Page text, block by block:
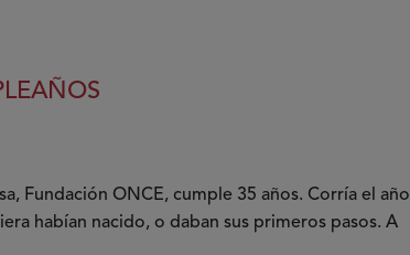
Fundación ONCE, cumple 35 años. Corría el año
habían nacido, o daban sus primeros pasos. A